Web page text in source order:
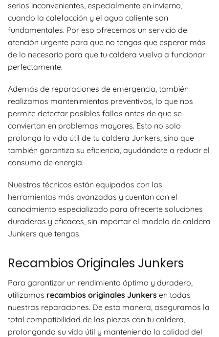
serios inconvenientes, especialmente en invierno,
cuando la calefacción y el agua caliente son
fundamentales. Por eso ofrecemos un servicio de
atención urgente para que no tengas que esperar más
de lo necesario para que tu caldera vuelva a funcionar
perfectamente.
Además de reparaciones de emergencia, también
realizamos mantenimientos preventivos, lo que nos
permite detectar posibles fallos antes de que se
conviertan en problemas mayores. Esto no solo
prolonga la vida útil de tu caldera Junkers, sino que
también garantiza su eficiencia, ayudándote a reducir el
consumo de energía.
Nuestros técnicos están equipados con las
herramientas más avanzadas y cuentan con el
conocimiento especializado para ofrecerte soluciones
duraderas y eficaces, sin importar el modelo de caldera
Junkers que tengas.
Recambios Originales Junkers
Para garantizar un rendimiento óptimo y duradero,
utilizamos recambios originales Junkers en todas
nuestras reparaciones. De esta manera, aseguramos la
total compatibilidad de las piezas con tu caldera,
prolongando su vida útil y manteniendo la calidad del